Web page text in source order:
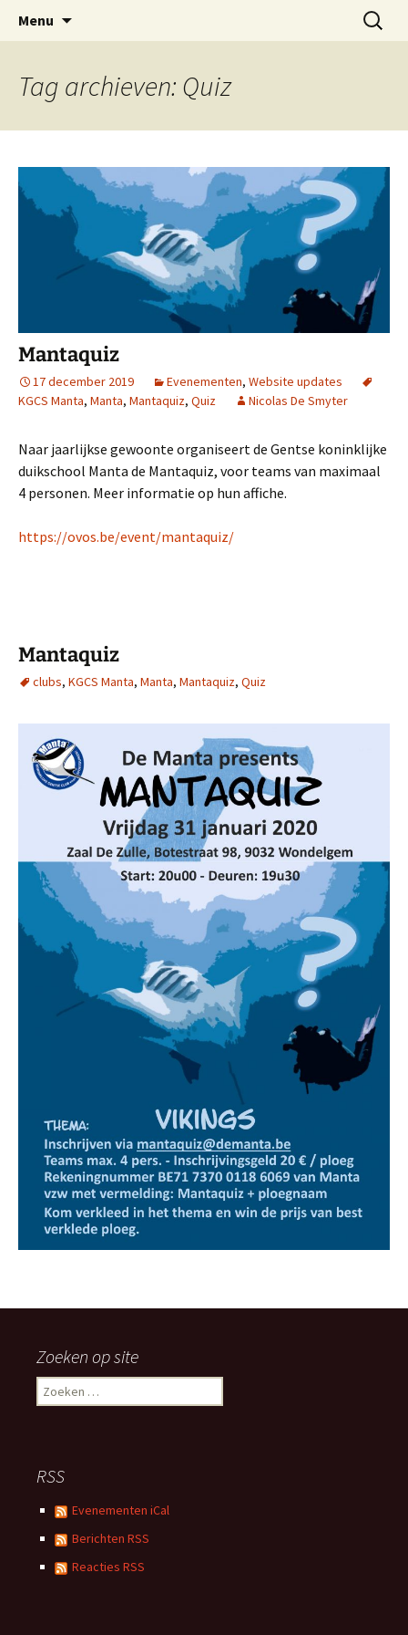
inhoud
OVOS
Oost-Vlaamse Vereniging voor
Onderwateronderzoek en -Sport
Menu
Zoeken
naar:
Tag archieven: Quiz
Mantaquiz
17 december 2019 Evenementen, Website updates
KGCS Manta, Manta, Mantaquiz, Quiz Nicolas De Smyter
Naar jaarlijkse gewoonte organiseert de Gentse koninklijke
duikschool Manta de Mantaquiz, voor teams van maximaal
4 personen. Meer informatie op hun affiche.
https://ovos.be/event/mantaquiz/
Mantaquiz
clubs, KGCS Manta, Manta, Mantaquiz, Quiz
Zoeken op site
Zoeken
naar:
RSS
Evenementen iCal
Berichten RSS
Reacties RSS